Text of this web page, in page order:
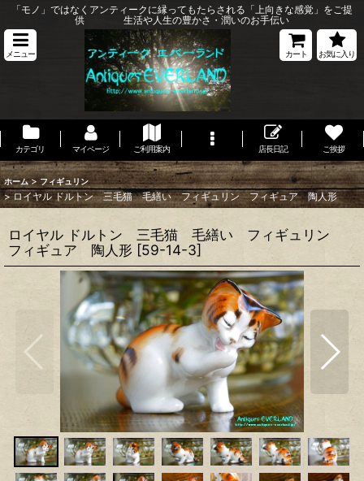
「モノ」ではなくアンティークに縁ってもたらされる「上向きな感覚」をご提
供 生活や人生の豊かさ・潤いのお手伝い
メニュー カート お気に入り
カテゴリ マイページ ご利用案内 店長日記 ご挨拶
ホーム > フィギュリン
> ロイヤル ドルトン 三毛猫 毛繕い フィギュリン フィギュア 陶人形
ロイヤル ドルトン 三毛猫 毛繕い フィギュリン
フィギュア 陶人形 [59-14-3]